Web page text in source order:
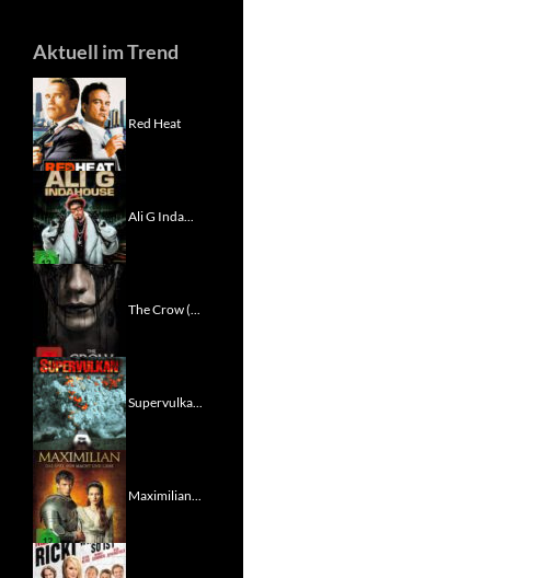
Aktuell im Trend
Red Heat
Ali G Inda...
The Crow (...
Supervulka...
Maximilian...